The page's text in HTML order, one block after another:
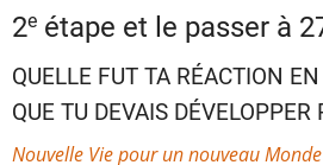
2e étape et le passer à
QUELLE FUT TA RÉACTION
QUE TU DEVAIS DÉVELOPPER
Nouvelle Vie pour un nouveau Monde